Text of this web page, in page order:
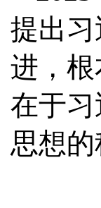
提出
进，
在于
思想的